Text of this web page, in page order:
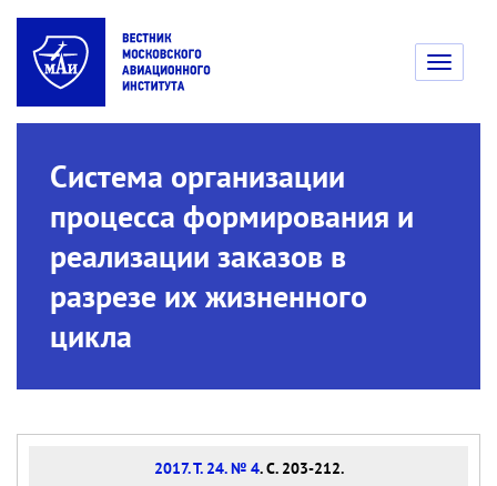
Toggle
Система организации
процесса формирования и
реализации заказов в
разрезе их жизненного
цикла
2017. Т. 24. № 4. С. 203-212.